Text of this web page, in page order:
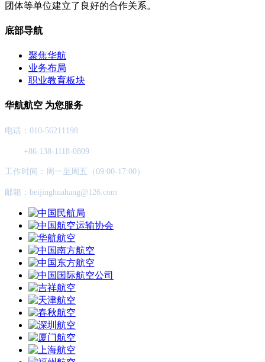
团体等单位建立了良好的合作关系。
底部导航
聚焦华航
业务布局
职业教育板块
华航航空 为您服务
电话：010-56211198
+86 138-1118-0809
工作时间：周一至周五（09:00-17:00）
邮箱：beijinghuahang@126.com